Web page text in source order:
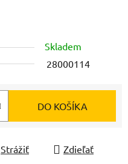
Skladem
28000114
DO KOŠÍKA
Strážiť Zdieľať